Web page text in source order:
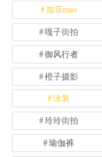
加菲mao
嘎子街拍
御风行者
橙子摄影
泳装
玲玲街拍
瑜伽裤